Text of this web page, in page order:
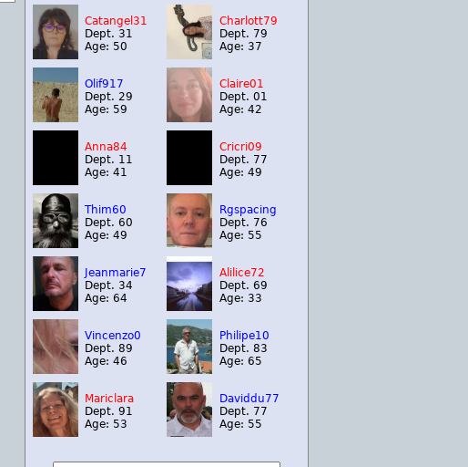
Catangel31
Dept. 31
Age: 50
Charlott79
Dept. 79
Age: 37
Olif917
Dept. 29
Age: 59
Claire01
Dept. 01
Age: 42
Anna84
Dept. 11
Age: 41
Cricri09
Dept. 77
Age: 49
Thim60
Dept. 60
Age: 49
Rgspacing
Dept. 76
Age: 55
Jeanmarie7
Dept. 34
Age: 64
Alilice72
Dept. 69
Age: 33
Vincenzo0
Dept. 89
Age: 46
Philipe10
Dept. 83
Age: 65
Mariclara
Dept. 91
Age: 53
Daviddu77
Dept. 77
Age: 55